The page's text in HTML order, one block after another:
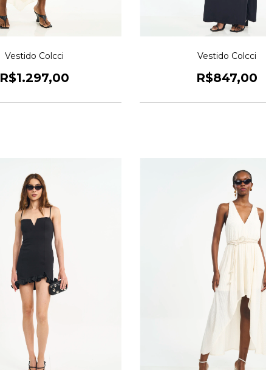
Vestido Colcci
R$1.297,00
Vestido Colcci
R$847,00